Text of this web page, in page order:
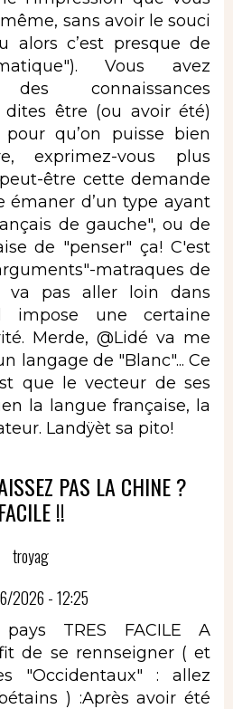
sans avoir le souci
alors c’est presque de
Vous avez
des connaissances
être (ou avoir été)
qu’on puisse bien
exprimez-vous plus
être cette demande
émaner d’un type ayant
de gauche", ou de
de "penser" ça! C'est
matraques de
pas aller loin dans
impose une certaine
Merde, @Lidé va me
langage de "Blanc"... Ce
que le vecteur de ses
la langue française, la
Landÿèt sa pito!
PAS LA CHINE ?
FACILE !!
troyag
2026 - 12:25
TRES FACILE A
de se rennseigner ( et
"Occidentaux" : allez
) :Après avoir été